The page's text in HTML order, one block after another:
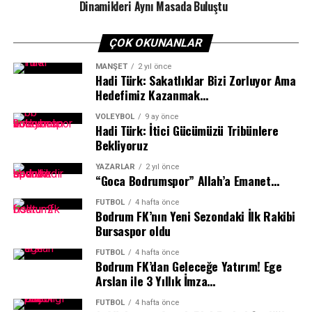
Turnuvaya 4 takımla katılım gösteren Bodrum İhtisas
Spor, altyapıdaki gücünü bir kez daha kanıtladı.
Elemeleri başarıyla geçerek 29 takım arasına 3 ekibiyle
girmeyi başaran kulüp, turnuvanın final aşamasında son
sekiz takım arasına iki takımıyla adını yazdırarak
dikkatleri üzerine çekti.
Final mücadelesinde Fethiye Zirve Spor ile karşı karşıya
gelen Bodrum İhtisas Spor Mini A Takımı, sergilediği
üstün performansla rakibini 2-1 mağlup ederek 2025/26
Muğla İl Şampiyonu oldu. Bu şampiyonlukla birlikte
kulüp, bu sezonki ikinci il birinciliğini koleksiyonuna
“Emeğin Karşılığını Almak Çok Sevindirici”
Dinamikleri Aynı Masada Buluştu
ÇOK OKUNANLAR
MANŞET 2 yıl önce
Hadi Türk: Sakatlıklar Bizi Zorluyor Ama
Hedefimiz Kazanmak…
VOLEYBOL 9 ay önce
Hadi Türk: İtici Gücümüzü Tribünlere
Bekliyoruz
YAZARLAR 2 yıl önce
“Goca Bodrumspor” Allah’a Emanet…
FUTBOL 4 hafta önce
Bodrum FK’nın Yeni Sezondaki İlk Rakibi
Bursaspor oldu
FUTBOL 4 hafta önce
Bodrum FK’dan Geleceğe Yatırım! Ege
Arslan ile 3 Yıllık İmza…
FUTBOL 4 hafta önce